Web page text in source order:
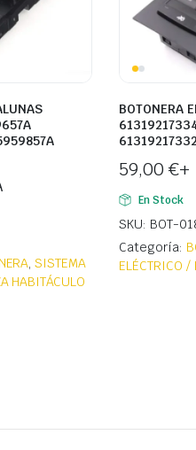
,SISTEMA
HABITÁCULO
BOTONERA
59,00 €+
En Stock
SKU: BOT-
Categoría:
ELÉCTRICO /